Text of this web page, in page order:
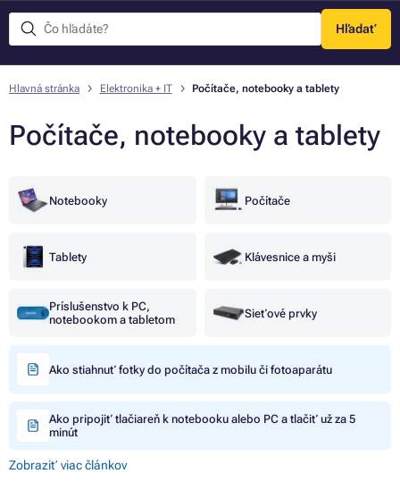
Hľadať
Menu
Hlavná stránka Elektronika + IT Počítače, notebooky a tablety
Počítače, notebooky a tablety
Notebooky Počítače
Tablety Klávesnice a myši
Príslušenstvo k PC,
notebookom a tabletom
Sieťové prvky
Ako stiahnuť fotky do počítača z mobilu či fotoaparátu
Ako pripojiť tlačiareň k notebooku alebo PC a tlačiť už za 5
minút
Zobraziť viac článkov